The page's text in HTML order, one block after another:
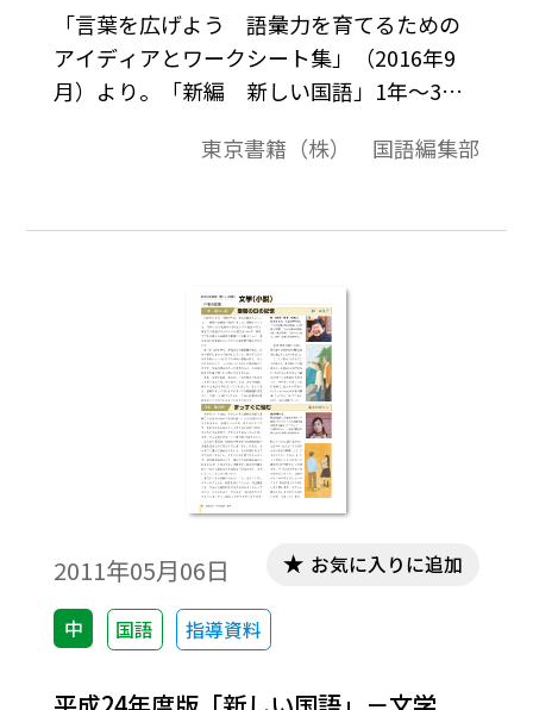
「言葉を広げよう 語彙力を育てるための
アイディアとワークシート集」（2016年9
月）より。「新編 新しい国語」1年～3年
う」に取り上げられている全文をエクセル
用ください。
東京書籍（株） 国語編集部
2011年05月06日
中 国語 指導資料
お気に入りに追加